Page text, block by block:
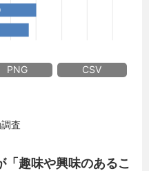
PNG CSV
査
趣味や興味のあるこ